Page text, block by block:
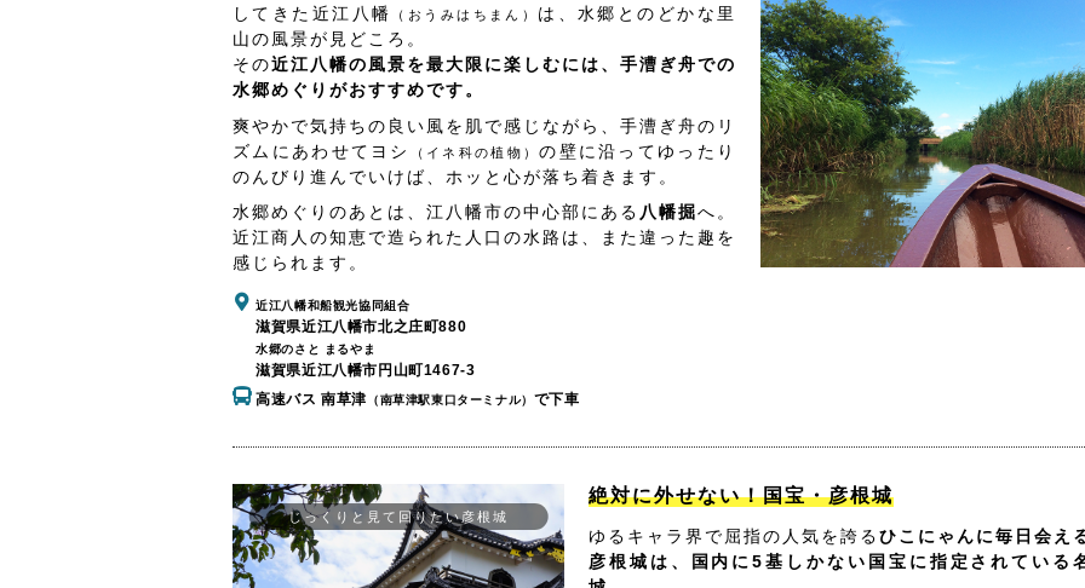
してきた近江八幡
（おうみはちまん） は、水郷とのどかな里
山の風景が見どころ。
その近江八幡の風景を最大限に楽しむには、手漕ぎ舟での
水郷めぐりがおすすめです。
爽やかで気持ちの良い風を肌で感じながら、手漕ぎ舟のリ
ズムにあわせてヨシ
（イネ科の植物）の壁に沿ってゆったり
のんびり進んでいけば、ホッと心が落ち着きます。
水郷めぐりのあとは、江八幡市の中心部にある 八幡掘へ。
近江商人の知恵で造られた人口の水路は、また違った趣を
感じられます。
近江八幡和船観光協同組合
滋賀県近江八幡市北之庄町880
水郷のさと まるやま
滋賀県近江八幡市円山町1467-3
高速バス 南草津 （南草津駅東口ターミナル） で下車
じっくりと見て回りたい彦根城
絶対に外せない！国宝・彦根城
ゆるキャラ界で屈指の人気を誇るひこにゃんに毎日会え
彦根城は、国内に5基しかない国宝に指定されている